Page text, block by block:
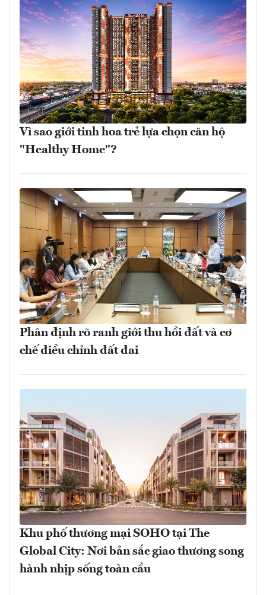
Vì sao giới tinh hoa trẻ lựa chọn căn hộ
"Healthy Home"?
Phân định rõ ranh giới thu hồi đất và cơ
chế điều chỉnh đất đai
Khu phố thương mại SOHO tại The
Global City: Nơi bản sắc giao thương song
hành nhịp sống toàn cầu